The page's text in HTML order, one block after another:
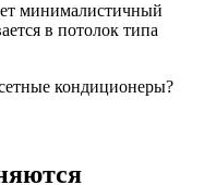
минималистичный
в потолок типа
кондиционеры?